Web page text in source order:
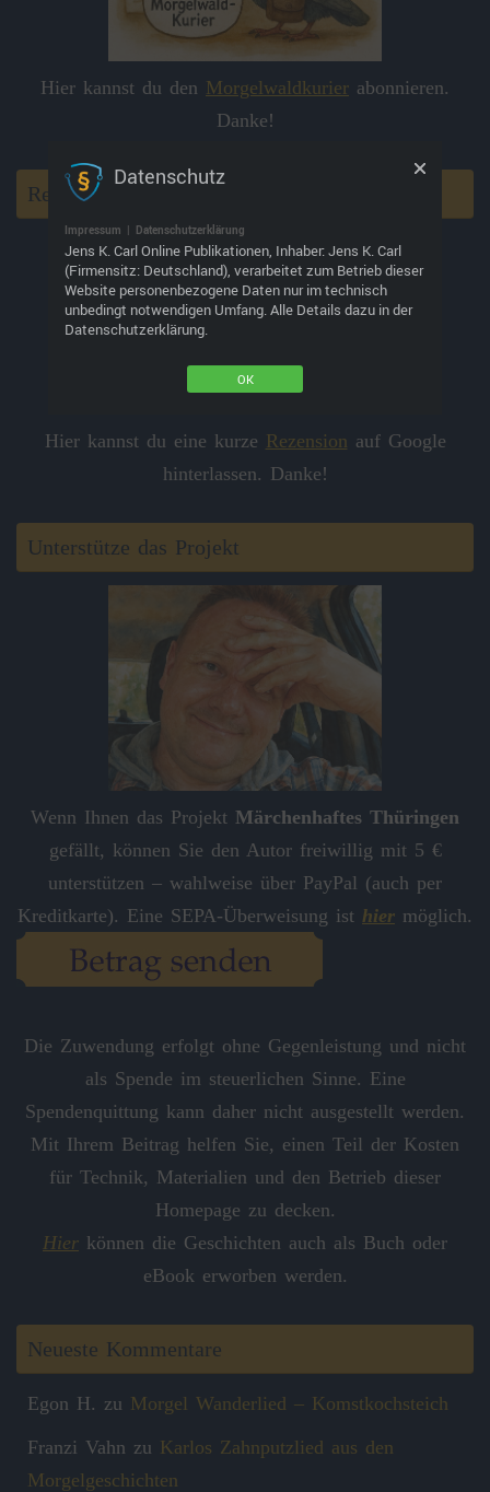
Hier kannst du den Morgelwaldkurier abonnieren.
Danke!
Rezension schreiben
Hier kannst du eine kurze Rezension auf Google
hinterlassen. Danke!
Unterstütze das Projekt
Wenn Ihnen das Projekt Märchenhaftes Thüringen
gefällt, können Sie den Autor freiwillig mit 5 €
unterstützen – wahlweise über PayPal (auch per
Kreditkarte). Eine SEPA-Überweisung ist hier möglich.
Die Zuwendung erfolgt ohne Gegenleistung und nicht
als Spende im steuerlichen Sinne. Eine
Spendenquittung kann daher nicht ausgestellt werden.
Mit Ihrem Beitrag helfen Sie, einen Teil der Kosten
für Technik, Materialien und den Betrieb dieser
Homepage zu decken.
Hier können die Geschichten auch als Buch oder
eBook erworben werden.
Neueste Kommentare
Egon H. zu Morgel Wanderlied – Komstkochsteich
Franzi Vahn zu Karlos Zahnputzlied aus den
Morgelgeschichten
Datenschutz
Impressum | Datenschutzerklärung
Jens K. Carl Online Publikationen, Inhaber: Jens K. Carl
(Firmensitz: Deutschland), verarbeitet zum Betrieb dieser
Website personenbezogene Daten nur im technisch
unbedingt notwendigen Umfang. Alle Details dazu in der
Datenschutzerklärung.
OK